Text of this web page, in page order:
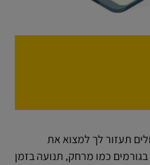
תעזור לך למצוא את
כמו מרחק, תנועה בזמן